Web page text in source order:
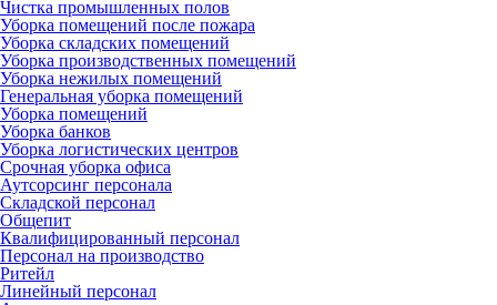
Чистка промышленных полов
Уборка помещений после пожара
Уборка складских помещений
Уборка производственных помещений
Уборка нежилых помещений
Генеральная уборка помещений
Уборка помещений
Уборка банков
Уборка логистических центров
Срочная уборка офиса
Аутсорсинг персонала
Складской персонал
Общепит
Квалифицированный персонал
Персонал на производство
Ритейл
Линейный персонал